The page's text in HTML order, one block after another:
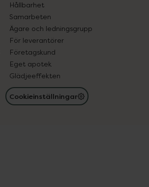
Hållbarhet
Samarbeten
Ägare och ledningsgrupp
För leverantörer
Företagskund
Eget apotek
Glädjeeffekten
Cookieinställningar